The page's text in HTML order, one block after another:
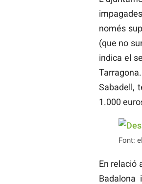
només
(que no
indica el
Sabadell,
1.000
Font:
En relació